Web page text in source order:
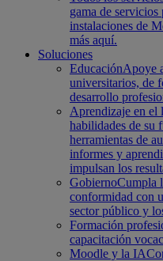
gama de servicios
instalaciones de
más aquí.
Soluciones
EducaciónApoye
universitarios, de
desarrollo
Aprendizaje en el
habilidades de su
herramientas de
informes y
impulsan los
GobiernoCumpla
conformidad con
sector público y
Formación
capacitación
Moodle y la IA